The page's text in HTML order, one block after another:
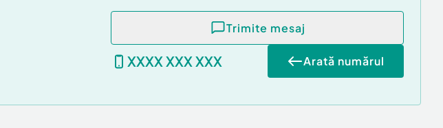
Trimite mesaj
XXXX XXX XXX Arată numărul